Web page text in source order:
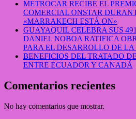
METROCAR RECIBE EL
COMERCIAL ONSTAR
«MARRAKECH ESTÁ ON»
GUAYAQUIL CELEBRA SUS
DANIEL NOBOA RATIFICA
PARA EL DESARROLLO DE
BENEFICIOS DEL TRATADO
ENTRE ECUADOR Y CANADÁ
Comentarios recientes
No hay comentarios que mostrar.